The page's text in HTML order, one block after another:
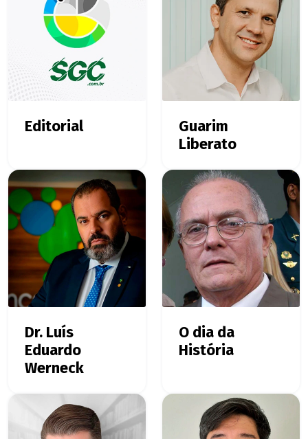
Editorial
Guarim
Liberato
Dr. Luís
Eduardo
Werneck
O dia da
História